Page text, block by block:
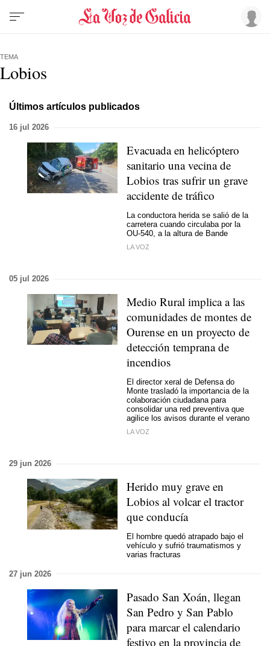
TEMA
Lobios
Últimos artículos publicados
16 jul 2026
Evacuada en helicóptero
sanitario una vecina de
Lobios tras sufrir un grave
accidente de tráfico
La conductora herida se salió de la
carretera cuando circulaba por la
OU-540, a la altura de Bande
LA VOZ
05 jul 2026
Medio Rural implica a las
comunidades de montes de
Ourense en un proyecto de
detección temprana de
incendios
El director xeral de Defensa do
Monte trasladó la importancia de la
colaboración ciudadana para
consolidar una red preventiva que
agilice los avisos durante el verano
LA VOZ
29 jun 2026
Herido muy grave en
Lobios al volcar el tractor
que conducía
El hombre quedó atrapado bajo el
vehículo y sufrió traumatismos y
varias fracturas
27 jun 2026
Pasado San Xoán, llegan
San Pedro y San Pablo
para marcar el calendario
festivo en la provincia de